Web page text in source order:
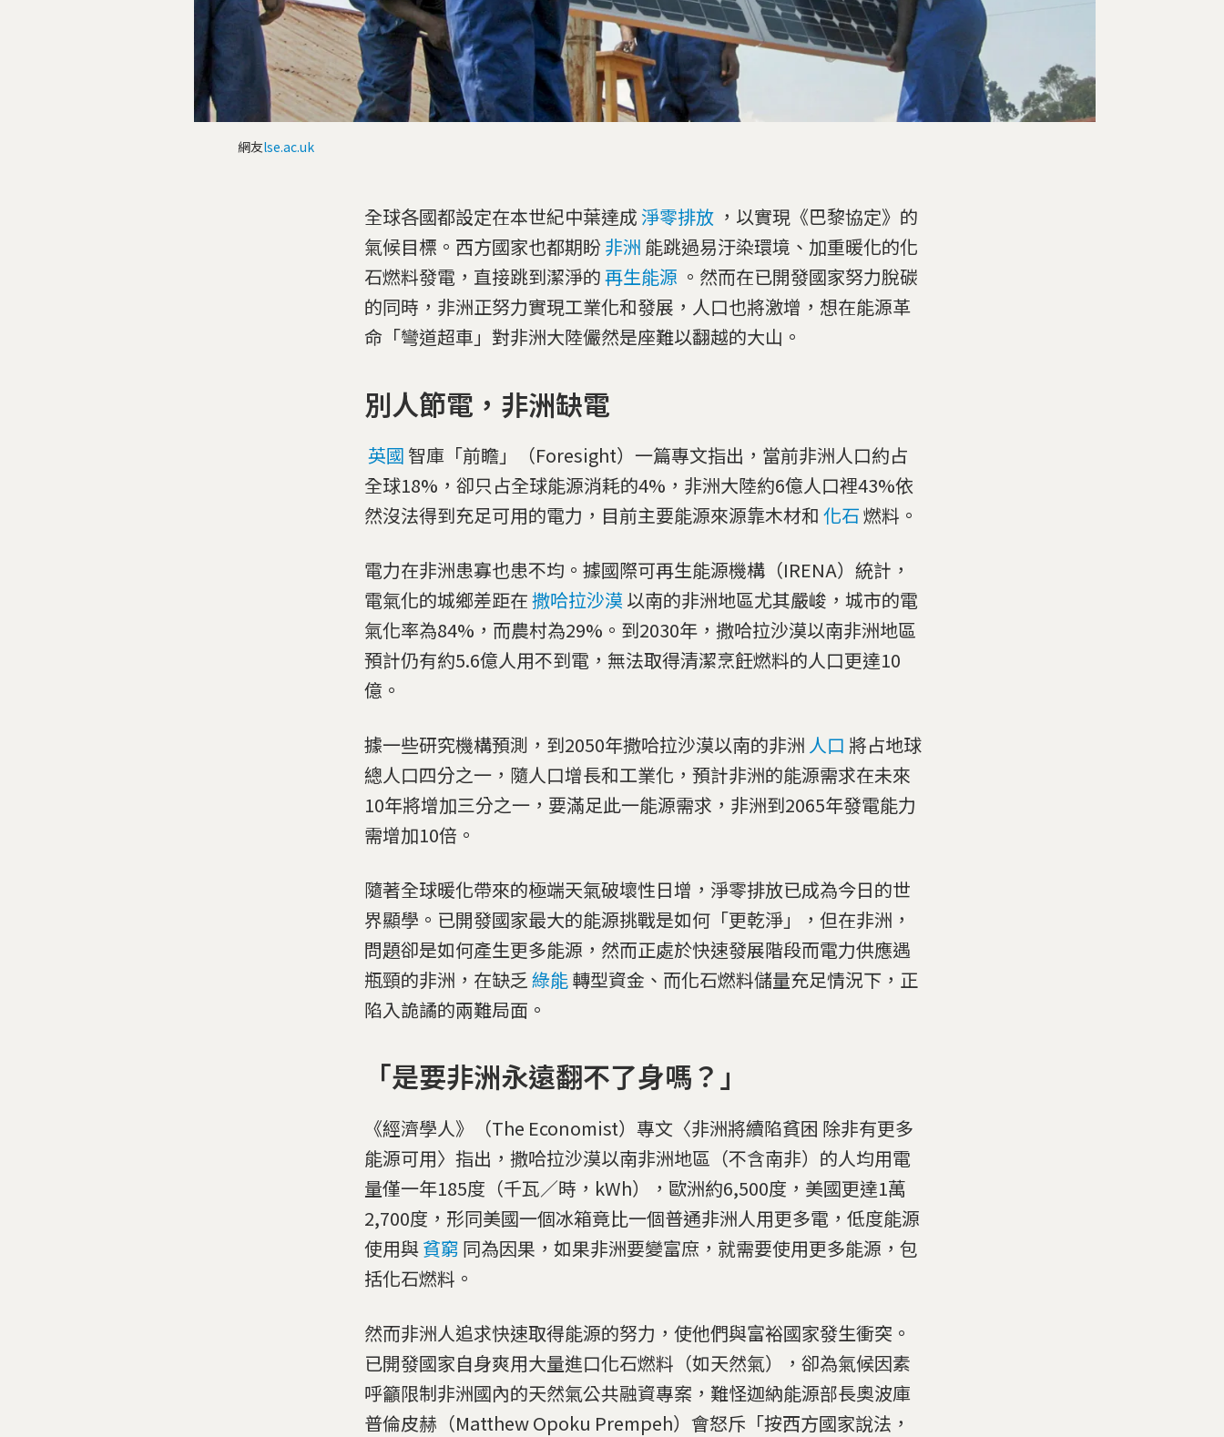
網友lse.ac.uk
全球各國都設定在本世紀中葉達成 淨零排放 ，以實現《巴黎協定》的
氣候目標。西方國家也都期盼 非洲 能跳過易汙染環境、加重暖化的化
石燃料發電，直接跳到潔淨的再生能源 。然而在已開發國家努力脫碳
的同時，非洲正努力實現工業化和發展，人口也將激增，想在能源革
命「彎道超車」對非洲大陸儼然是座難以翻越的大山。
別人節電，非洲缺電
英國 智庫「前瞻」（Foresight）一篇專文指出，當前非洲人口約占
全球18%，卻只占全球能源消耗的4%，非洲大陸約6億人口裡43%依
然沒法得到充足可用的電力，目前主要能源來源靠木材和 化石燃料。
電力在非洲患寡也患不均。據國際可再生能源機構（IRENA）統計，
電氣化的城鄉差距在撒哈拉沙漠 以南的非洲地區尤其嚴峻，城市的電
氣化率為84%，而農村為29%。到2030年，撒哈拉沙漠以南非洲地區
預計仍有約5.6億人用不到電，無法取得清潔烹飪燃料的人口更達10
億。
據一些研究機構預測，到2050年撒哈拉沙漠以南的非洲 人口 將占地球
總人口四分之一，隨人口增長和工業化，預計非洲的能源需求在未來
10年將增加三分之一，要滿足此一能源需求，非洲到2065年發電能力
需增加10倍。
隨著全球暖化帶來的極端天氣破壞性日增，淨零排放已成為今日的世
界顯學。已開發國家最大的能源挑戰是如何「更乾淨」，但在非洲，
問題卻是如何產生更多能源，然而正處於快速發展階段而電力供應遇
瓶頸的非洲，在缺乏 綠能轉型資金、而化石燃料儲量充足情況下，正
陷入詭譎的兩難局面。
「是要非洲永遠翻不了身嗎？」
《經濟學人》（The Economist）專文〈非洲將續陷貧困 除非有更多
能源可用〉指出，撒哈拉沙漠以南非洲地區（不含南非）的人均用電
量僅一年185度（千瓦／時，kWh），歐洲約6,500度，美國更達1萬
2,700度，形同美國一個冰箱竟比一個普通非洲人用更多電，低度能源
使用與貧窮 同為因果，如果非洲要變富庶，就需要使用更多能源，包
括化石燃料。
然而非洲人追求快速取得能源的努力，使他們與富裕國家發生衝突。
已開發國家自身爽用大量進口化石燃料（如天然氣），卻為氣候因素
呼籲限制非洲國內的天然氣公共融資專案，難怪迦納能源部長奧波庫
普倫皮赫（Matthew Opoku Prempeh）會怒斥「按西方國家說法，